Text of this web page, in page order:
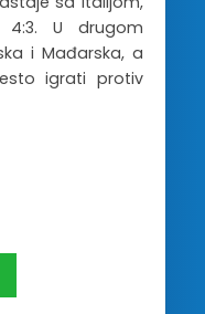
U drugom
i Mađarska, a
igrati protiv